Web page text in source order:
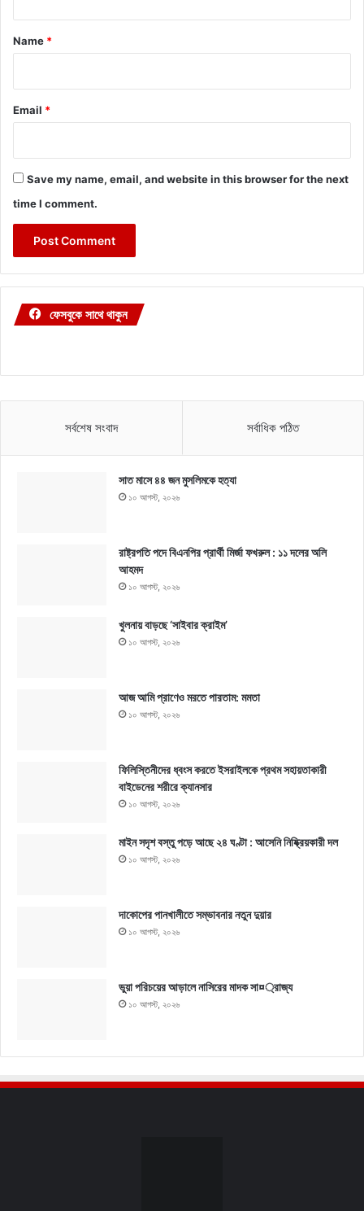
*
Name *
Email *
Save my name, email, and website in this browser for the next
time I comment.
ফেসবুকে সাথে থাকুন
সর্বশেষ সংবাদ সর্বাধিক পঠিত
সাত মাসে ৪৪ জন মুসলিমকে হত্যা
১০ আগস্ট, ২০২৬
রাষ্ট্রপতি পদে বিএনপির প্রার্থী মির্জা ফখরুল : ১১ দলের অলি
আহমদ
১০ আগস্ট, ২০২৬
খুলনায় বাড়ছে ‘সাইবার ক্রাইম’
১০ আগস্ট, ২০২৬
আজ আমি প্রাণেও মরতে পারতাম: মমতা
১০ আগস্ট, ২০২৬
ফিলিস্তিনীদের ধ্বংস করতে ইসরাইলকে প্রথম সহায়তাকারী
বাইডেনের শরীরে ক্যানসার
১০ আগস্ট, ২০২৬
মাইন সদৃশ বস্তু পড়ে আছে ২৪ ঘণ্টা : আসেনি নিষ্ক্রিয়কারী দল
১০ আগস্ট, ২০২৬
দাকোপের পানখালীতে সম্ভাবনার নতুন দুয়ার
১০ আগস্ট, ২০২৬
ভুয়া পরিচয়ের আড়ালে নাসিরের মাদক সা¤্রাজ্য
১০ আগস্ট, ২০২৬